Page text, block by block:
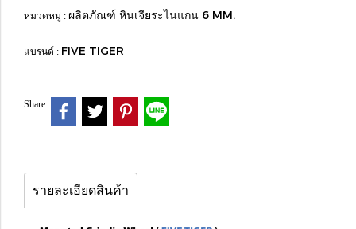
หมวดหมู่ : ผลิตภัณฑ์ หินเจียระไนแกน 6 MM.
แบรนด์ : FIVE TIGER
Share
รายละเอียดสินค้า